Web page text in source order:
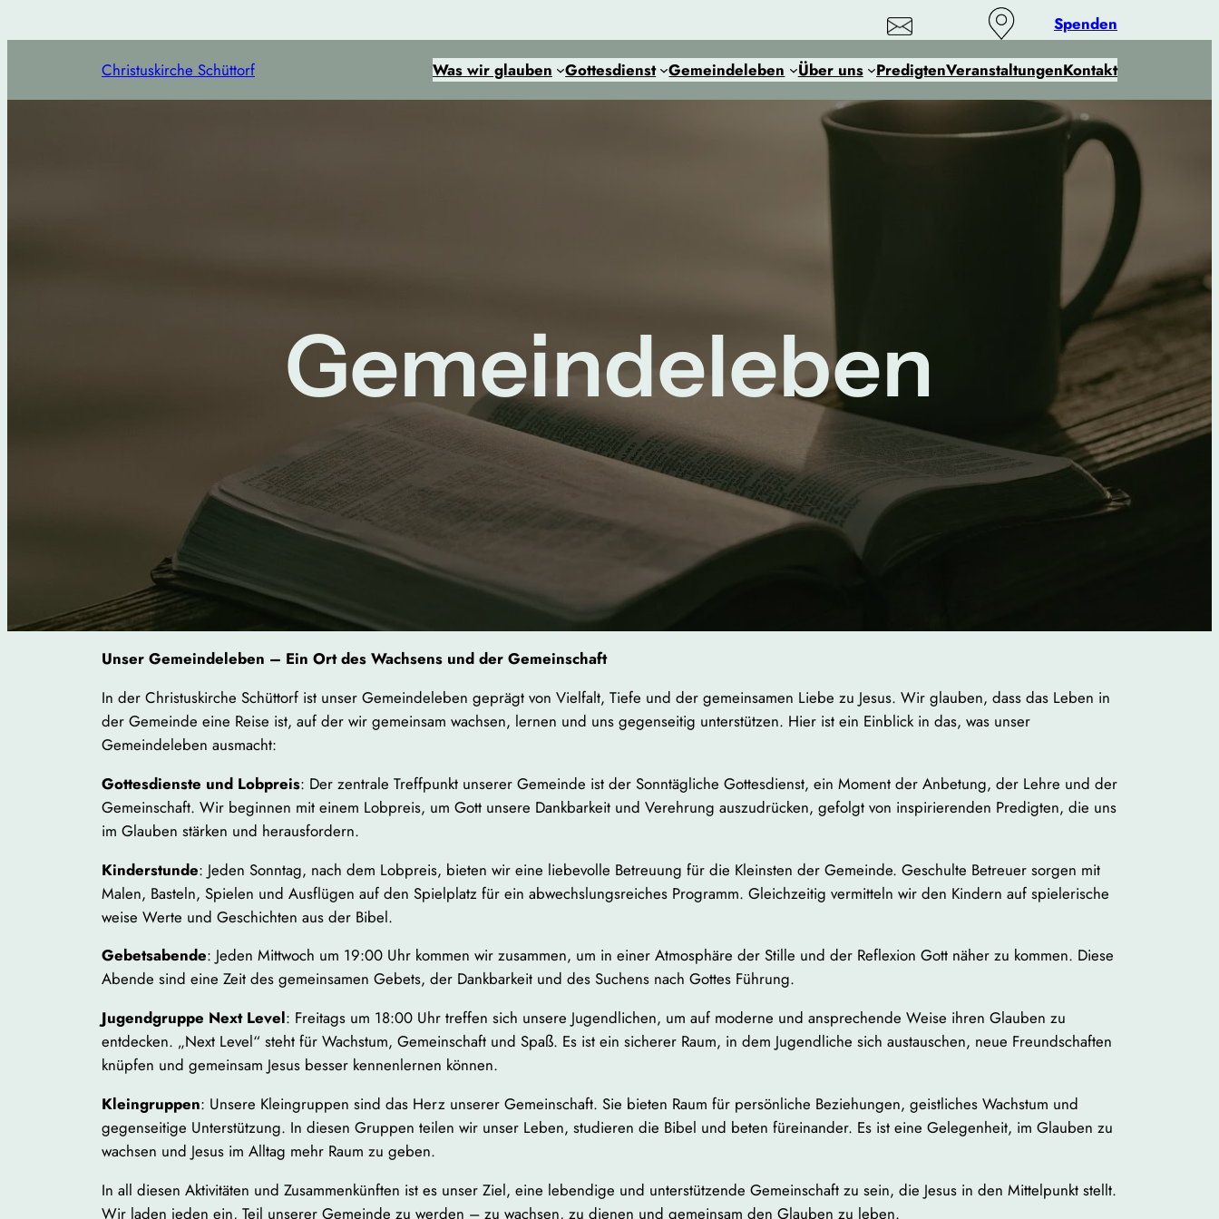
Spenden
Christuskirche Schüttorf Was wir glauben Gottesdienst Gemeindeleben Über uns PredigtenVeranstaltungenKontakt
Gemeindeleben
Unser Gemeindeleben – Ein Ort des Wachsens und der Gemeinschaft
In der Christuskirche Schüttorf ist unser Gemeindeleben geprägt von Vielfalt, Tiefe und der gemeinsamen Liebe zu Jesus. Wir glauben, dass das Leben in
der Gemeinde eine Reise ist, auf der wir gemeinsam wachsen, lernen und uns gegenseitig unterstützen. Hier ist ein Einblick in das, was unser
Gemeindeleben ausmacht:
Gottesdienste und Lobpreis: Der zentrale Treffpunkt unserer Gemeinde ist der Sonntägliche Gottesdienst, ein Moment der Anbetung, der Lehre und der
Gemeinschaft. Wir beginnen mit einem Lobpreis, um Gott unsere Dankbarkeit und Verehrung auszudrücken, gefolgt von inspirierenden Predigten, die uns
im Glauben stärken und herausfordern.
Kinderstunde: Jeden Sonntag, nach dem Lobpreis, bieten wir eine liebevolle Betreuung für die Kleinsten der Gemeinde. Geschulte Betreuer sorgen mit
Malen, Basteln, Spielen und Ausflügen auf den Spielplatz für ein abwechslungsreiches Programm. Gleichzeitig vermitteln wir den Kindern auf spielerische
weise Werte und Geschichten aus der Bibel.
Gebetsabende: Jeden Mittwoch um 19:00 Uhr kommen wir zusammen, um in einer Atmosphäre der Stille und der Reflexion Gott näher zu kommen. Diese
Abende sind eine Zeit des gemeinsamen Gebets, der Dankbarkeit und des Suchens nach Gottes Führung.
Jugendgruppe Next Level: Freitags um 18:00 Uhr treffen sich unsere Jugendlichen, um auf moderne und ansprechende Weise ihren Glauben zu
entdecken. „Next Level“ steht für Wachstum, Gemeinschaft und Spaß. Es ist ein sicherer Raum, in dem Jugendliche sich austauschen, neue Freundschaften
knüpfen und gemeinsam Jesus besser kennenlernen können.
Kleingruppen: Unsere Kleingruppen sind das Herz unserer Gemeinschaft. Sie bieten Raum für persönliche Beziehungen, geistliches Wachstum und
gegenseitige Unterstützung. In diesen Gruppen teilen wir unser Leben, studieren die Bibel und beten füreinander. Es ist eine Gelegenheit, im Glauben zu
wachsen und Jesus im Alltag mehr Raum zu geben.
In all diesen Aktivitäten und Zusammenkünften ist es unser Ziel, eine lebendige und unterstützende Gemeinschaft zu sein, die Jesus in den Mittelpunkt stellt.
Wir laden jeden ein, Teil unserer Gemeinde zu werden – zu wachsen, zu dienen und gemeinsam den Glauben zu leben.